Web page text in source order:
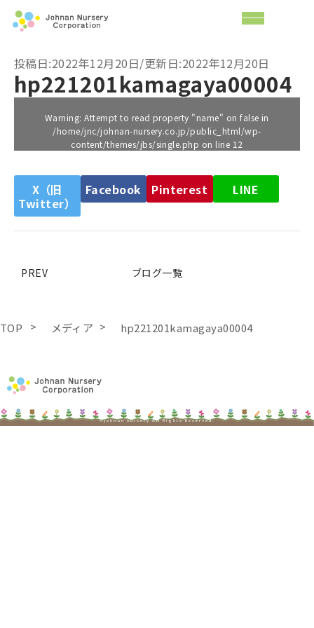
投稿日:2022年12月20日/更新日:2022年12月20日
hp221201kamagaya00004
Warning: Attempt to read property "name" on false in
/home/jnc/johnan-nursery.co.jp/public_html/wp-
content/themes/jbs/single.php on line 12
X（旧
Twitter）
Facebook Pinterest LINE
PREV ブログ一覧
TOP メディア hp221201kamagaya00004
©johnan nursery All Rights Reserved.